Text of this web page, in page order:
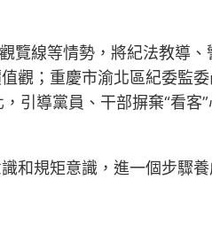
覽線等情勢，將紀法教導
觀；重慶市渝北區紀委監
引導黨員、干部摒棄“看客
和規矩意識，進一個步驟